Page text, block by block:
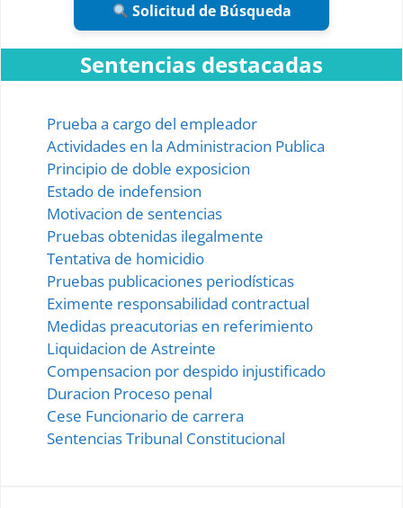
Solicitud de Búsqueda
Sentencias destacadas
Prueba a cargo del empleador
Actividades en la Administracion Publica
Principio de doble exposicion
Estado de indefension
Motivacion de sentencias
Pruebas obtenidas ilegalmente
Tentativa de homicidio
Pruebas publicaciones periodísticas
Eximente responsabilidad contractual
Medidas preacutorias en referimiento
Liquidacion de Astreinte
Compensacion por despido injustificado
Duracion Proceso penal
Cese Funcionario de carrera
Sentencias Tribunal Constitucional